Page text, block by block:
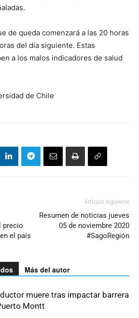
de queda comenzará a las 20 horas
del día siguiente. Estas
a los malos indicadores de salud
de Chile
precio
el país
Artículo siguiente
Resumen de noticias jueves
05 de noviembre 2020
#SagoRegión
Más del autor
muere tras impactar barrera
Montt